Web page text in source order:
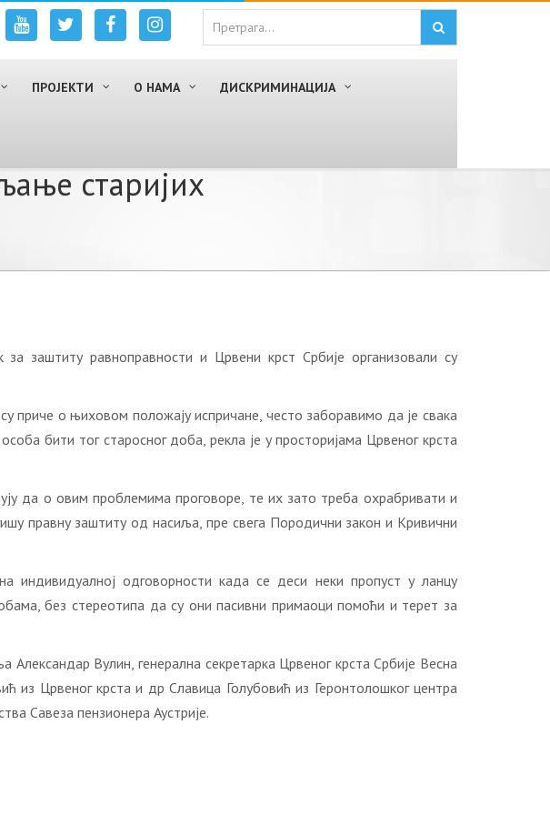
ПРОЈЕКТИ О НАМА ДИСКРИМИНАЦИЈА
старијих
заштиту равноправности и Црвени крст Србије организовали су
приче о њиховом положају испричане, често заборавимо да је свака
бити тог старосног доба, рекла је у просторијама Црвеног крста
да о овим проблемима проговоре, те их зато треба охрабривати и
правну заштиту од насиља, пре свега Породични закон и Кривични
индивидуалној одговорности када се деси неки пропуст у ланцу
без стереотипа да су они пасивни примаоци помоћи и терет за
Вулин, генерална секретарка Црвеног крста Србије Весна
Црвеног крста и др Славица Голубовић из Геронтолошког центра
Савеза пензионера Аустрије.